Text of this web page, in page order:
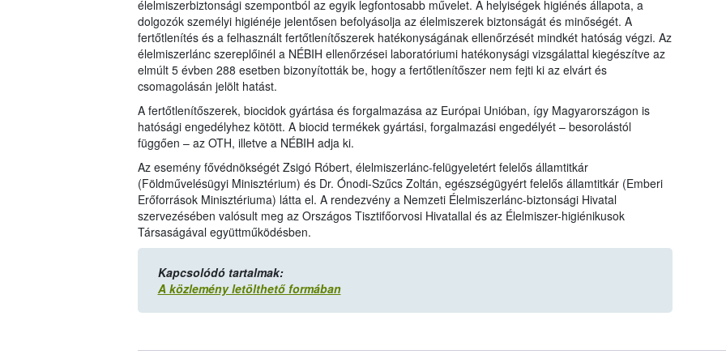
élelmiszerbiztonsági szempontból az egyik legfontosabb művelet. A helyiségek higiénés állapota, a
dolgozók személyi higiénéje jelentősen befolyásolja az élelmiszerek biztonságát és minőségét. A
fertőtlenítés és a felhasznált fertőtlenítőszerek hatékonyságának ellenőrzését mindkét hatóság végzi. Az
élelmiszerlánc szereplőinél a NÉBIH ellenőrzései laboratóriumi hatékonysági vizsgálattal kiegészítve az
elmúlt 5 évben 288 esetben bizonyították be, hogy a fertőtlenítőszer nem fejti ki az elvárt és
csomagolásán jelölt hatást.
A fertőtlenítőszerek, biocidok gyártása és forgalmazása az Európai Unióban, így Magyarországon is
hatósági engedélyhez kötött. A biocid termékek gyártási, forgalmazási engedélyét – besorolástól
függően – az OTH, illetve a NÉBIH adja ki.
Az esemény fővédnökségét Zsigó Róbert, élelmiszerlánc-felügyeletért felelős államtitkár
(Földművelésügyi Minisztérium) és Dr. Ónodi-Szűcs Zoltán, egészségügyért felelős államtitkár (Emberi
Erőforrások Minisztériuma) látta el. A rendezvény a Nemzeti Élelmiszerlánc-biztonsági Hivatal
szervezésében valósult meg az Országos Tisztifőorvosi Hivatallal és az Élelmiszer-higiénikusok
Társaságával együttműködésben.
Kapcsolódó tartalmak:
A közlemény letölthető formában